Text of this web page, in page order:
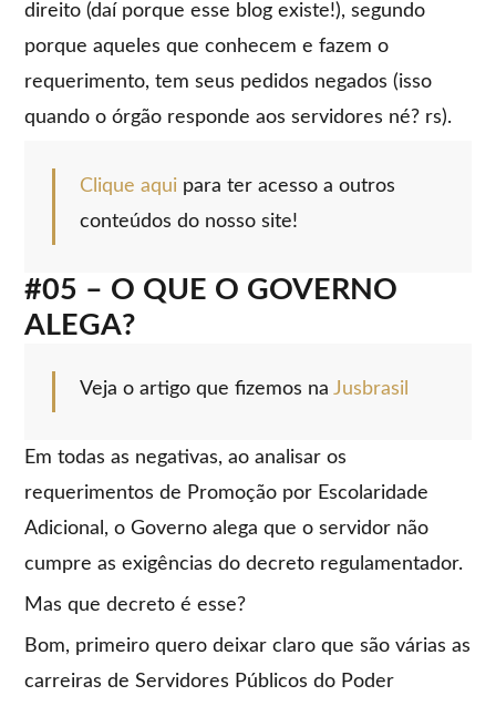
direito (daí porque esse blog existe!), segundo
porque aqueles que conhecem e fazem o
requerimento, tem seus pedidos negados (isso
quando o órgão responde aos servidores né? rs).
Clique aqui para ter acesso a outros
conteúdos do nosso site!
#05 – O QUE O GOVERNO
ALEGA?
Veja o artigo que fizemos naJusbrasil
Em todas as negativas, ao analisar os
requerimentos de Promoção por Escolaridade
Adicional, o Governo alega que o servidor não
cumpre as exigências do decreto regulamentador.
Mas que decreto é esse?
Bom, primeiro quero deixar claro que são várias as
carreiras de Servidores Públicos do Poder